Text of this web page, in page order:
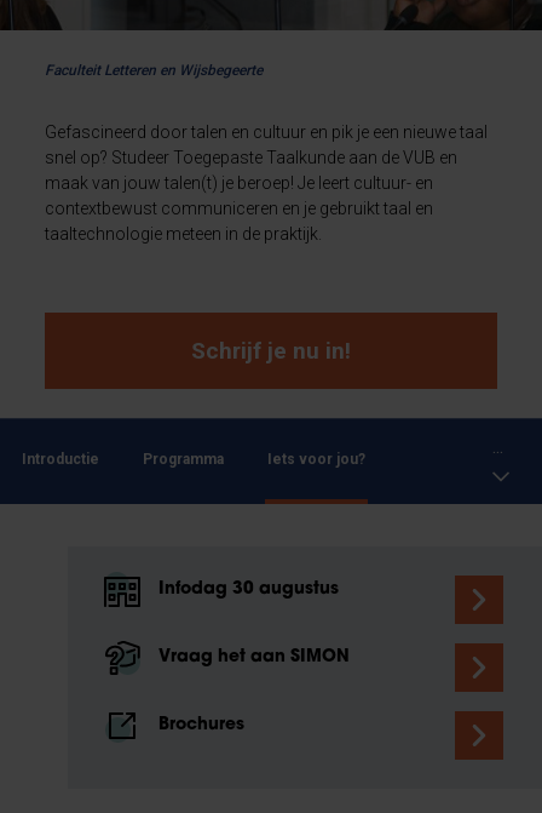
Faculteit Letteren en Wijsbegeerte
Gefascineerd door talen en cultuur en pik je een nieuwe taal
snel op? Studeer Toegepaste Taalkunde aan de VUB en
maak van jouw talen(t) je beroep! Je leert cultuur- en
contextbewust communiceren en je gebruikt taal en
taaltechnologie meteen in de praktijk.
Schrijf je nu in!
Introductie Programma Iets voor jou?
Infodag 30 augustus
Vraag het aan SIMON
Brochures